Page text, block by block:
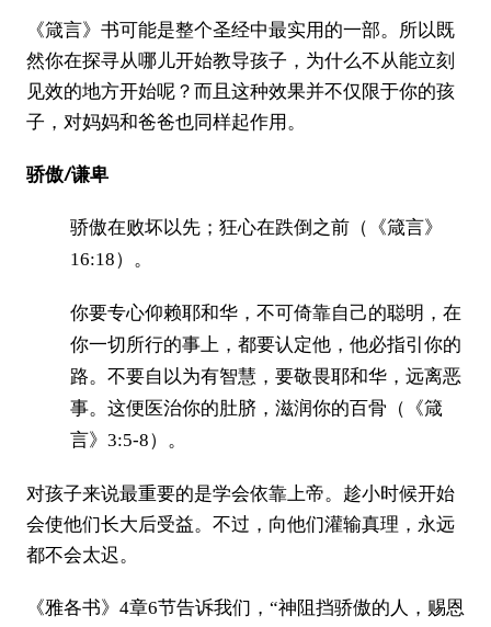
《箴言》书可能是整个圣经中最实用的一部。所以既
然你在探寻从哪儿开始教导孩子，为什么不从能立刻
见效的地方开始呢？而且这种效果并不仅限于你的孩
子，对妈妈和爸爸也同样起作用。
骄傲/谦卑
骄傲在败坏以先；狂心在跌倒之前（《箴言》
16:18）。
你要专心仰赖耶和华，不可倚靠自己的聪明，在
你一切所行的事上，都要认定他，他必指引你的
路。不要自以为有智慧，要敬畏耶和华，远离恶
事。这便医治你的肚脐，滋润你的百骨（《箴
言》3:5-8）。
对孩子来说最重要的是学会依靠上帝。趁小时候开始
会使他们长大后受益。不过，向他们灌输真理，永远
都不会太迟。
《雅各书》4章6节告诉我们，“神阻挡骄傲的人，赐恩